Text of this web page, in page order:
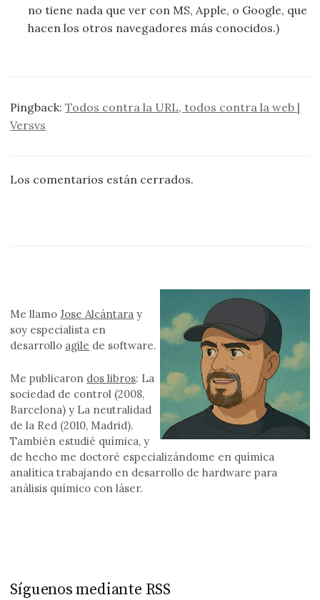
no tiene nada que ver con MS, Apple, o Google, que
hacen los otros navegadores más conocidos.)
Pingback:Todos contra la URL, todos contra la web |
Versvs
Los comentarios están cerrados.
Me llamoJose Alcántara y
soy especialista en
desarrollo agile de software.
Me publicaron dos libros: La
sociedad de control (2008,
Barcelona) y La neutralidad
de la Red (2010, Madrid).
También estudié química, y
de hecho me doctoré especializándome en química
analítica trabajando en desarrollo de hardware para
análisis químico con láser.
Síguenos mediante RSS